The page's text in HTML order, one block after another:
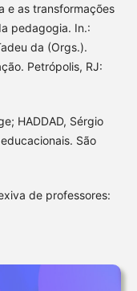
e as transformações
pedagogia. In.:
da (Orgs.).
Petrópolis, RJ:
HADDAD, Sérgio
São
de professores: